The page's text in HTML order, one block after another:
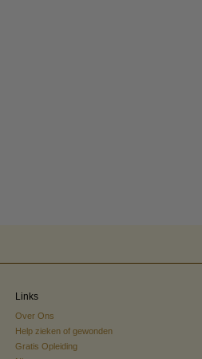
Links
Over Ons
Help zieken of gewonden
Gratis Opleiding